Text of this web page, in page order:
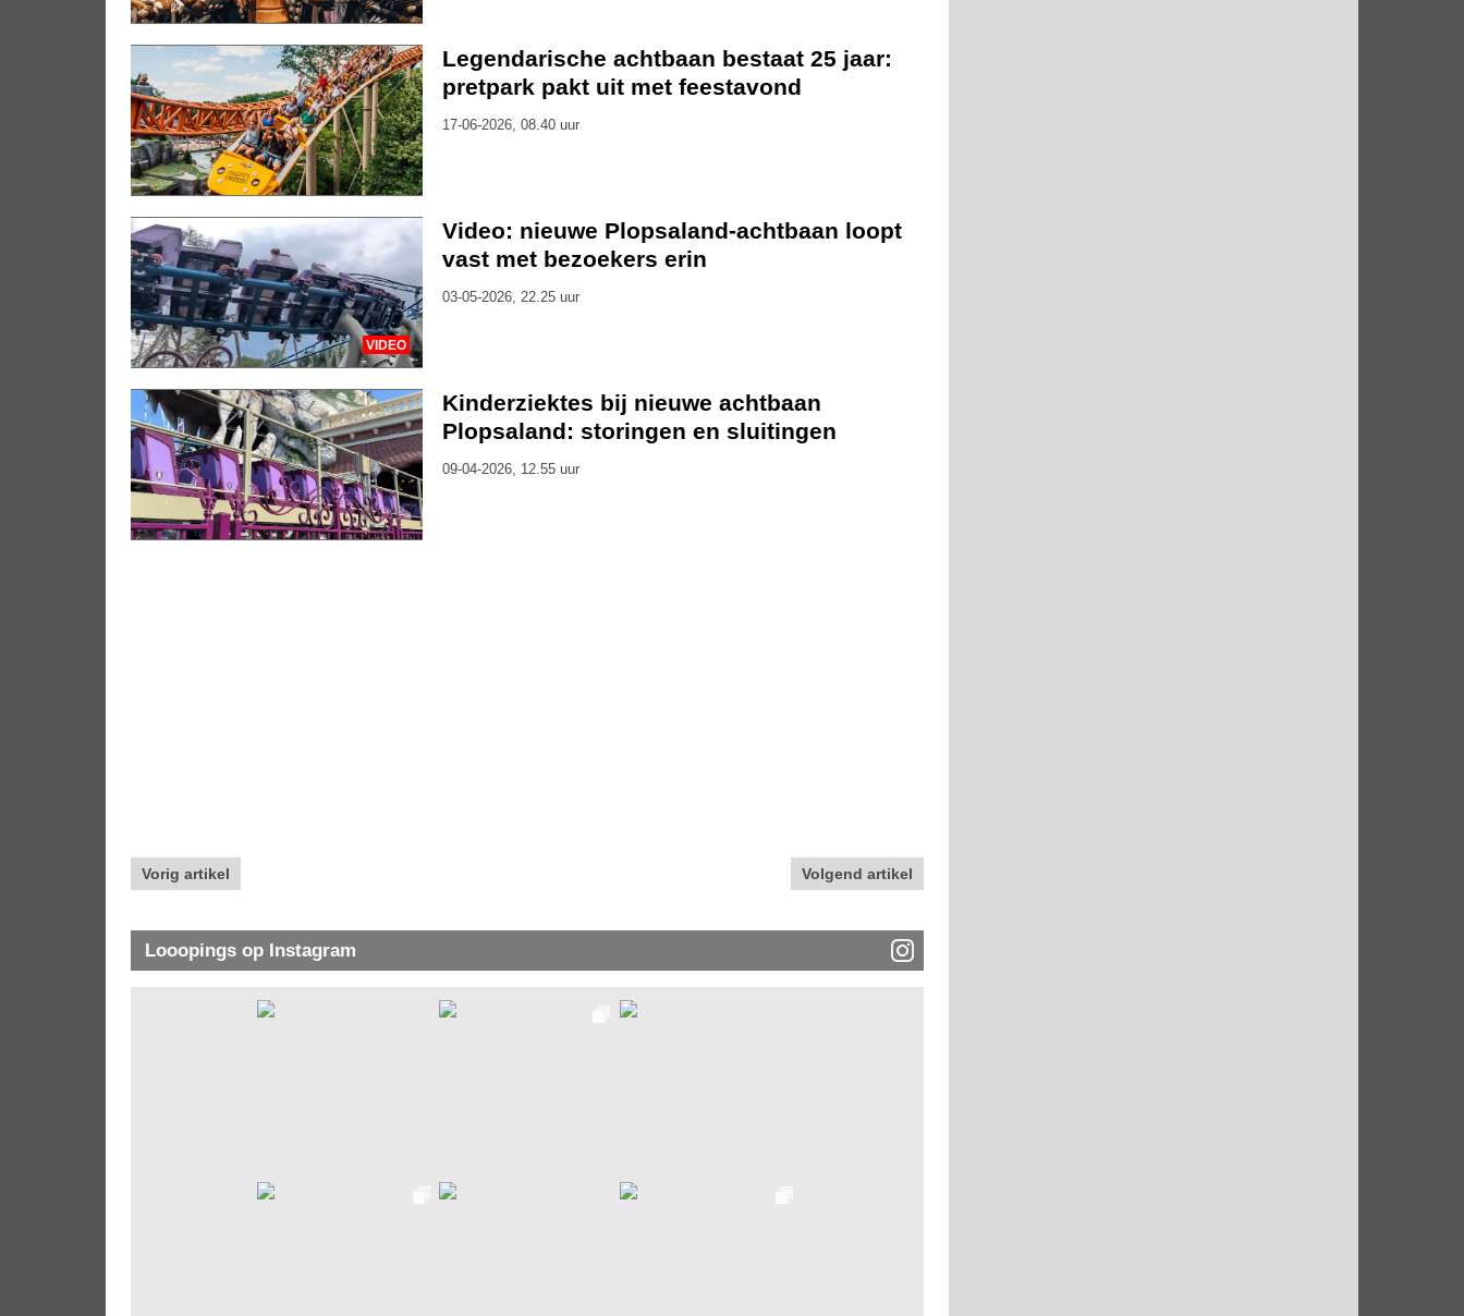
Legendarische achtbaan bestaat 25 jaar:
pretpark pakt uit met feestavond
17-06-2026, 08.40 uur
VIDEO
Video: nieuwe Plopsaland-achtbaan loopt
vast met bezoekers erin
03-05-2026, 22.25 uur
Kinderziektes bij nieuwe achtbaan
Plopsaland: storingen en sluitingen
09-04-2026, 12.55 uur
Vorig artikel Volgend artikel
Looopings op Instagram